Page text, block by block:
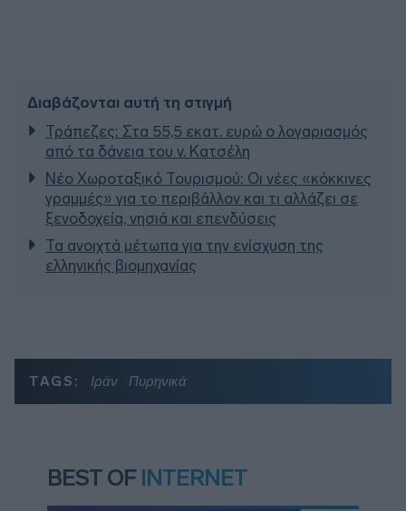
Διαβάζονται αυτή τη στιγμή
Τράπεζες: Στα 55,5 εκατ. ευρώ ο λογαριασμός
από τα δάνεια του ν. Κατσέλη
Νέο Χωροταξικό Τουρισμού: Οι νέες «κόκκινες
γραμμές» για το περιβάλλον και τι αλλάζει σε
ξενοδοχεία, νησιά και επενδύσεις
Τα ανοιχτά μέτωπα για την ενίσχυση της
ελληνικής βιομηχανίας
TAGS: Ιράν Πυρηνικά
BEST OF INTERNET